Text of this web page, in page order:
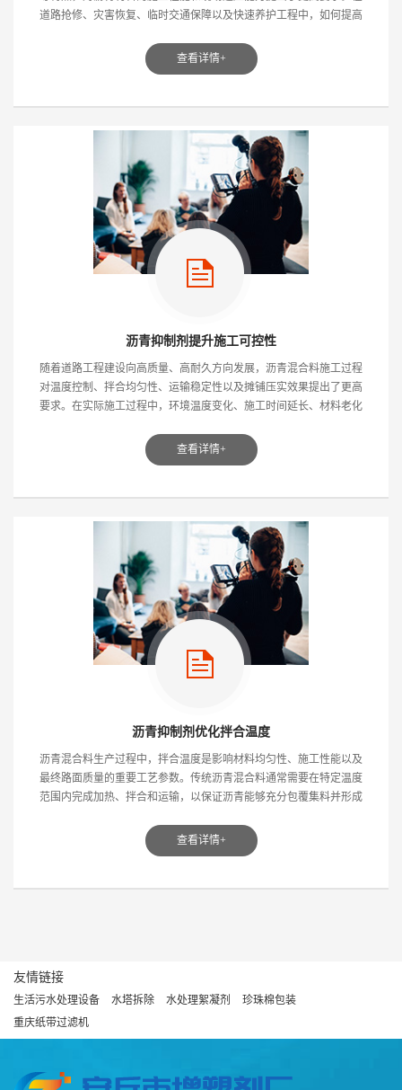
道路抢修、灾害恢复、临时交通保障以及快速养护工程中，如何提高
查看详情+
沥青抑制剂提升施工可控性
随着道路工程建设向高质量、高耐久方向发展，沥青混合料施工过程
对温度控制、拌合均匀性、运输稳定性以及摊铺压实效果提出了更高
要求。在实际施工过程中，环境温度变化、施工时间延长、材料老化
查看详情+
沥青抑制剂优化拌合温度
沥青混合料生产过程中，拌合温度是影响材料均匀性、施工性能以及
最终路面质量的重要工艺参数。传统沥青混合料通常需要在特定温度
范围内完成加热、拌合和运输，以保证沥青能够充分包覆集料并形成
查看详情+
友情链接
生活污水处理设备 水塔拆除 水处理絮凝剂
珍珠棉包装
重庆纸带过滤机